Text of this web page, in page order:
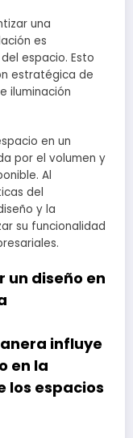
una
es
espacio. Esto
estratégica de
iluminación
en un
por el volumen y
Al
del
y la
su funcionalidad
un diseño en
influye
en la
los espacios